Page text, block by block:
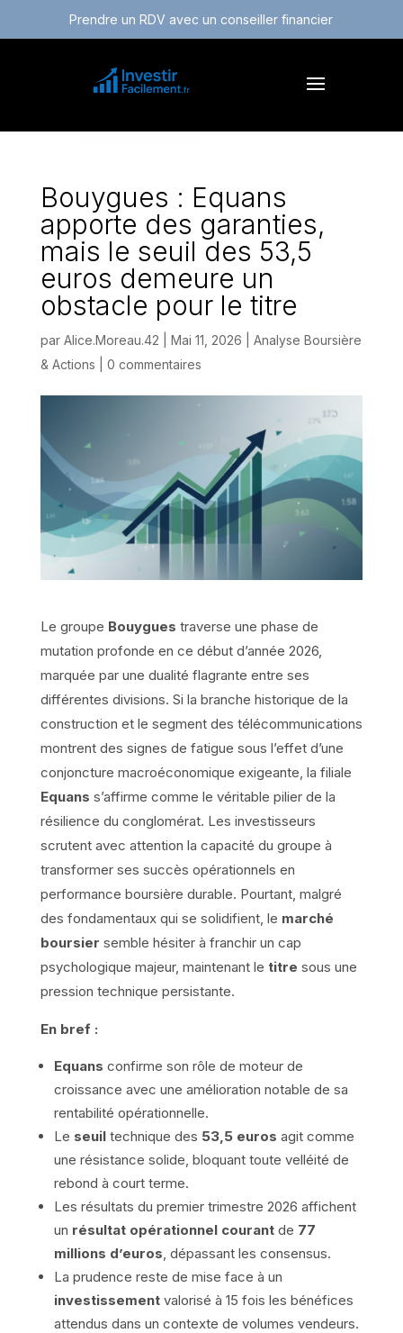
Prendre un RDV avec un conseiller financier
Bouygues : Equans
apporte des garanties,
mais le seuil des 53,5
euros demeure un
obstacle pour le titre
par Alice.Moreau.42 Mai 11, 2026
Analyse Boursière
& Actions
0 commentaires
Le groupe Bouygues traverse une phase de
mutation profonde en ce début d’année 2026,
marquée par une dualité flagrante entre ses
différentes divisions. Si la branche historique de la
construction et le segment des télécommunications
montrent des signes de fatigue sous l’effet d’une
conjoncture macroéconomique exigeante, la filiale
Equans s’affirme comme le véritable pilier de la
résilience du conglomérat. Les investisseurs
scrutent avec attention la capacité du groupe à
transformer ses succès opérationnels en
performance boursière durable. Pourtant, malgré
des fondamentaux qui se solidifient, le marché
boursier semble hésiter à franchir un cap
psychologique majeur, maintenant le titre sous une
pression technique persistante.
En bref :
Equans confirme son rôle de moteur de
croissance avec une amélioration notable de sa
rentabilité opérationnelle.
Le seuiltechnique des 53,5 euros agit comme
une résistance solide, bloquant toute velléité de
rebond à court terme.
Les résultats du premier trimestre 2026 affichent
un résultat opérationnel courantde 77
millions d’euros , dépassant les consensus.
La prudence reste de mise face à un
investissementvalorisé à 15 fois les bénéfices
attendus dans un contexte de volumes vendeurs.